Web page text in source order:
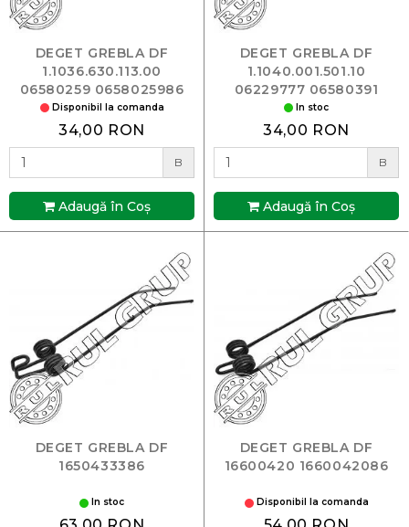
DEGET GREBLA DF
1.1036.630.113.00
06580259 0658025986
Disponibil la comanda
34,00 RON
B
Adaugă în Coş
DEGET GREBLA DF
1.1040.001.501.10
06229777 06580391
In stoc
34,00 RON
B
Adaugă în Coş
DEGET GREBLA DF
1650433386
In stoc
DEGET GREBLA DF
16600420 1660042086
Disponibil la comanda